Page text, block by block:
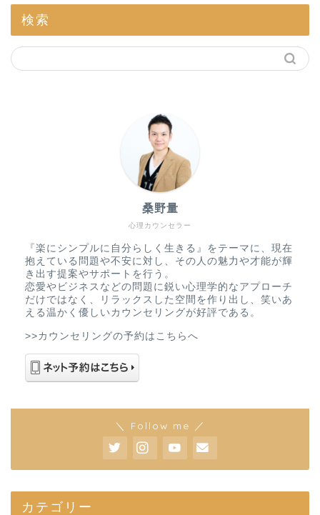
検索
心理カウンセラー
桑野量
『楽にシンプルに自分らしく生きる』をテーマに、現在
抱えている問題や不安に対し、その人の魅力や才能が輝
き出す提案やサポートを行う。
恋愛やビジネスなどの問題に鋭い心理学的なアプローチ
だけではなく、リラックスした空間を作り出し、笑いあ
える温かく優しいカウンセリングが好評である。
>>カウンセリングの予約はこちらへ
＼ Follow me ／
カテゴリー